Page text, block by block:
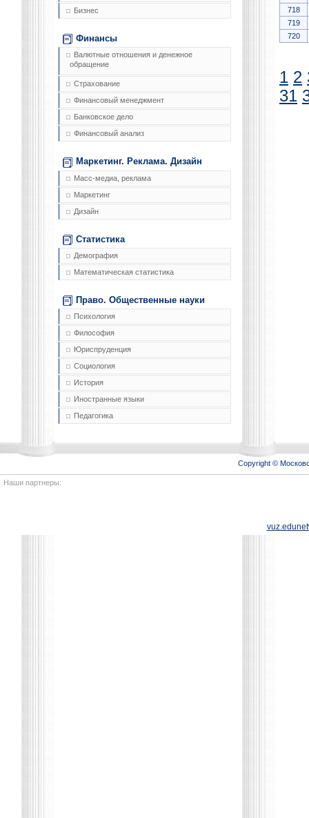
Бизнес
Финансы
Валютные отношения и денежное
обращение
Страхование
Финансовый менеджмент
Банковское дело
Финансовый анализ
Маркетинг. Реклама. Дизайн
Масс-медиа, реклама
Маркетинг
Дизайн
Статистика
Демография
Математическая статистика
Право. Общественные науки
Психология
Философия
Юриспруденция
Социология
История
Иностранные языки
Педагогика
718
719
720
1 2
31
Copyright ©
Наши партнеры: